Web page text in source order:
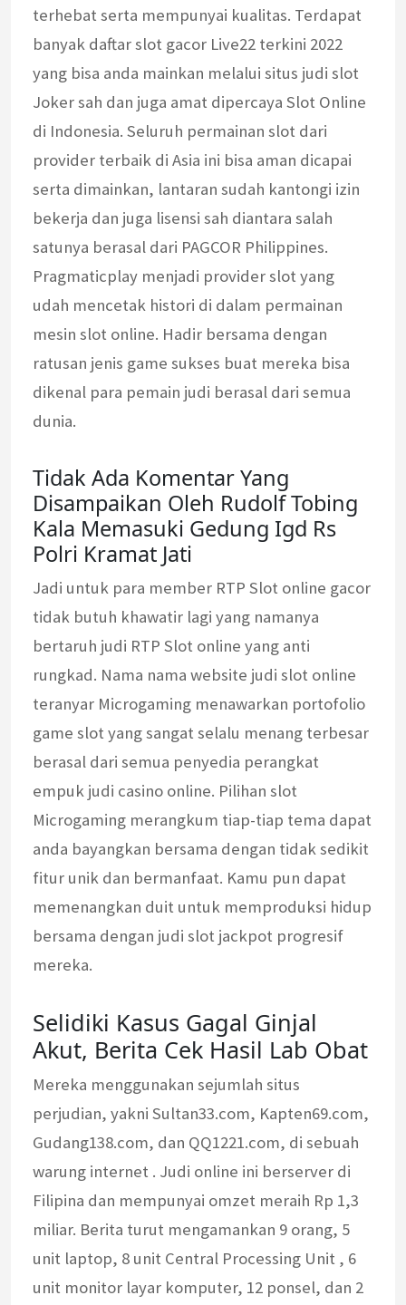
terhebat serta mempunyai kualitas. Terdapat
banyak daftar slot gacor Live22 terkini 2022
yang bisa anda mainkan melalui situs judi slot
Joker sah dan juga amat dipercaya Slot Online
di Indonesia. Seluruh permainan slot dari
provider terbaik di Asia ini bisa aman dicapai
serta dimainkan, lantaran sudah kantongi izin
bekerja dan juga lisensi sah diantara salah
satunya berasal dari PAGCOR Philippines.
Pragmaticplay menjadi provider slot yang
udah mencetak histori di dalam permainan
mesin slot online. Hadir bersama dengan
ratusan jenis game sukses buat mereka bisa
dikenal para pemain judi berasal dari semua
dunia.
Tidak Ada Komentar Yang
Disampaikan Oleh Rudolf Tobing
Kala Memasuki Gedung Igd Rs
Polri Kramat Jati
Jadi untuk para member RTP Slot online gacor
tidak butuh khawatir lagi yang namanya
bertaruh judi RTP Slot online yang anti
rungkad. Nama nama website judi slot online
teranyar Microgaming menawarkan portofolio
game slot yang sangat selalu menang terbesar
berasal dari semua penyedia perangkat
empuk judi casino online. Pilihan slot
Microgaming merangkum tiap-tiap tema dapat
anda bayangkan bersama dengan tidak sedikit
fitur unik dan bermanfaat. Kamu pun dapat
memenangkan duit untuk memproduksi hidup
bersama dengan judi slot jackpot progresif
mereka.
Selidiki Kasus Gagal Ginjal
Akut, Berita Cek Hasil Lab Obat
Mereka menggunakan sejumlah situs
perjudian, yakni Sultan33.com, Kapten69.com,
Gudang138.com, dan QQ1221.com, di sebuah
warung internet . Judi online ini berserver di
Filipina dan mempunyai omzet meraih Rp 1,3
miliar. Berita turut mengamankan 9 orang, 5
unit laptop, 8 unit Central Processing Unit , 6
unit monitor layar komputer, 12 ponsel, dan 2